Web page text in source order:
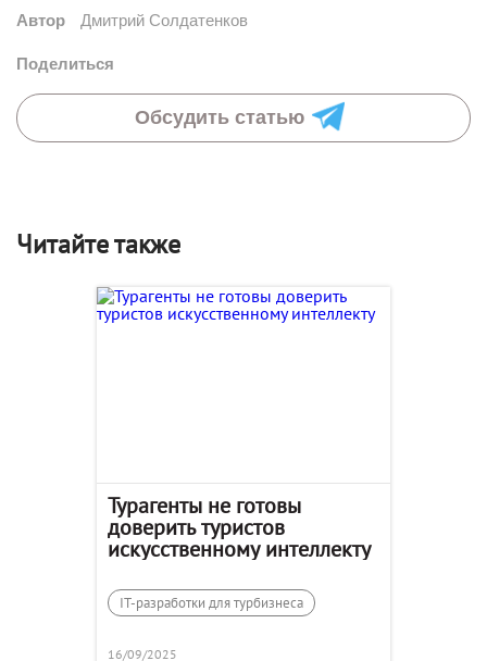
Автор Дмитрий Солдатенков
Поделиться
Обсудить статью
Читайте также
Турагенты не готовы
доверить туристов
искусственному интеллекту
IT-разработки для турбизнеса
16/09/2025